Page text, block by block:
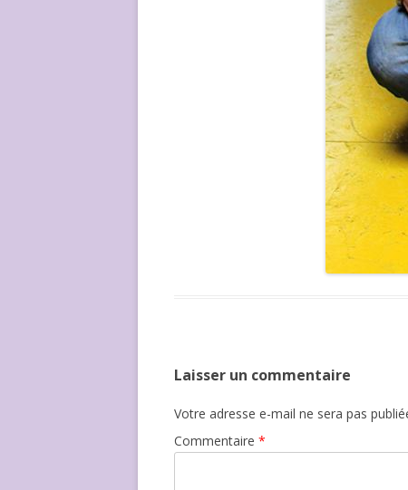
Laisser un commentaire
Votre adresse e-mail ne sera pas
Commentaire *